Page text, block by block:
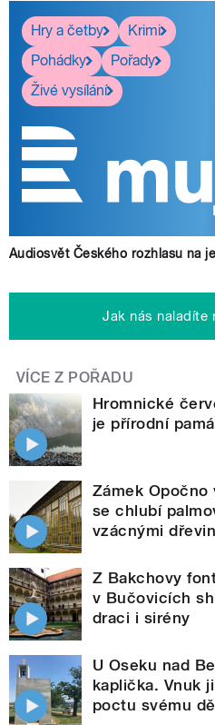
Hry a četby
Krimi
Pohádky
Pořady
Živé vysílání
Audiosvět Českého rozhlasu na
Jak nás naladíte
VÍCE Z POŘADU
Hromnické
je přírodní
Zámek
se chlubí
vzácnými
Z Bakchovy
v Bučovicích
draci i sirény
U Oseku nad
kaplička. Vnuk
poctu svému